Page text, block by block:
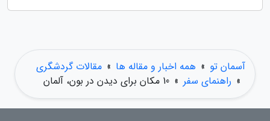
آسمان تو » همه اخبار و مقاله ها » مقالات گردشگری
» راهنمای سفر » 10 مکان برای دیدن در بون، آلمان